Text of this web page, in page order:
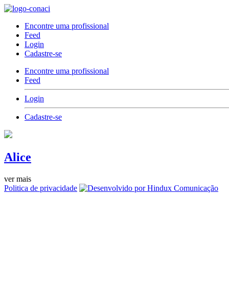
Encontre uma profissional
Feed
Login
Cadastre-se
Encontre uma profissional
Feed
Login
Cadastre-se
Alice
ver mais
Politica de privacidade